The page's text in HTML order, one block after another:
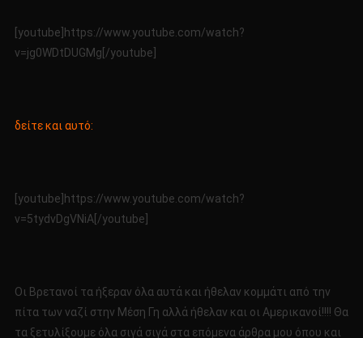
[youtube]https://www.youtube.com/watch?
v=jg0WDtDUGMg[/youtube]
δείτε και αυτό:
[youtube]https://www.youtube.com/watch?
v=5tydvDgVNiA[/youtube]
Οι Βρετανοί τα ήξεραν όλα αυτά και ήθελαν κομμάτι από την
πίτα των ναζί στην Μέση Γη αλλά ήθελαν και οι Αμερικανοί!!!! Θα
τα ξετυλίξουμε όλα σιγά σιγά στα επόμενα άρθρα μου όπου και